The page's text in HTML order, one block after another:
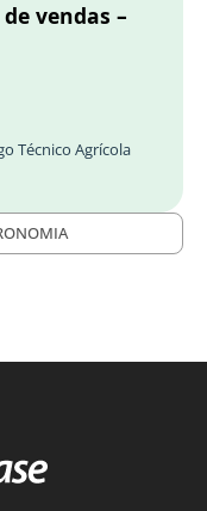
vendas –
Técnico Agrícola